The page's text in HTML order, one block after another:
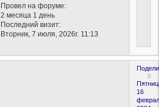
Провел на форуме:
2 месяца 1 день
Последний визит:
Вторник, 7 июля, 2026г. 11:13
9
16